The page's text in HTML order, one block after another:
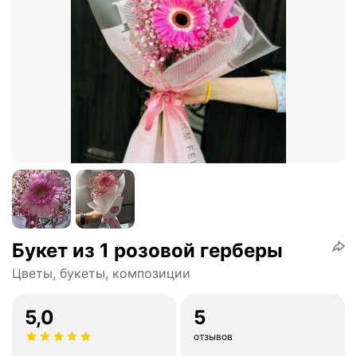
Букет из 1 розовой герберы
Цветы, букеты, композиции
5,0 5
отзывов